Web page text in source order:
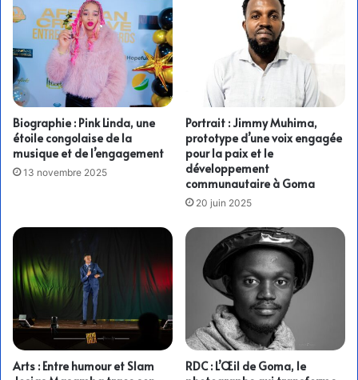
Biographie : Pink Linda, une
étoile congolaise de la
musique et de l’engagement
13 novembre 2025
Portrait : Jimmy Muhima,
prototype d’une voix engagée
pour la paix et le
développement
communautaire à Goma
20 juin 2025
Arts : Entre humour et Slam
RDC : L’Œil de Goma, le